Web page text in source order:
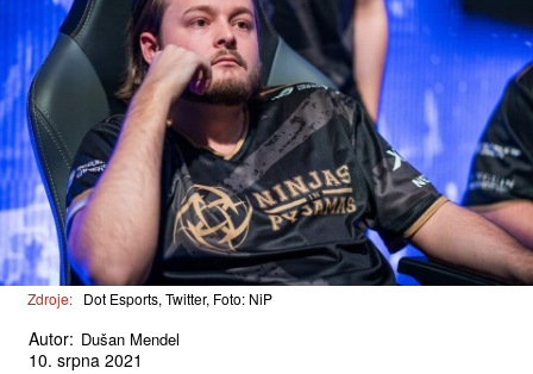
Zdroje: Dot Esports, Twitter, Foto: NiP
Autor: Dušan Mendel
10. srpna 2021